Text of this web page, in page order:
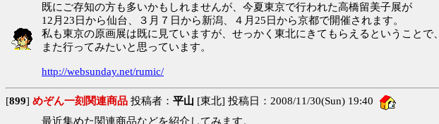
既にご存知の方も多いかもしれませんが、今夏東京で行われた高橋留美子展が
12月23日から仙台、３月７日から新潟、４月25日から京都で開催されます。
私も東京の原画展は既に見ていますが、せっかく東北にきてもらえるということで、
また行ってみたいと思っています。
http://websunday.net/rumic/
[899] めぞん一刻関連商品 投稿者： 平山 [東北] 投稿日：2008/11/30(Sun) 19:40
最近集めた関連商品などを紹介してみます。